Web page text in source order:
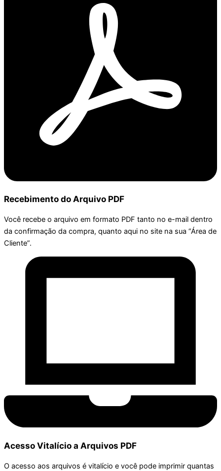
Recebimento do Arquivo PDF
Você recebe o arquivo em formato PDF tanto no e-mail dentro
da confirmação da compra, quanto aqui no site na sua “Área de
Cliente”.
Acesso Vitalício a Arquivos PDF
O acesso aos arquivos é vitalício e você pode imprimir quantas